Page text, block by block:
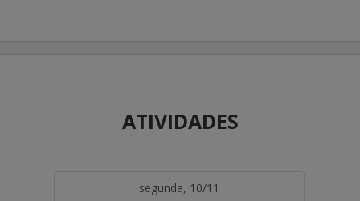
ATIVIDADES
segunda, 10/11